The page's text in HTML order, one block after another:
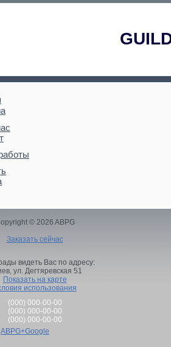
© 2026 ABPG
Заказать сейчас
видеть Вас по адресу:
ул. Дегтяревская 51
Показать на карте
использования
(000) 000-00-00
(000) 000-00-00
(000) 000-00-00
ABPG+Google